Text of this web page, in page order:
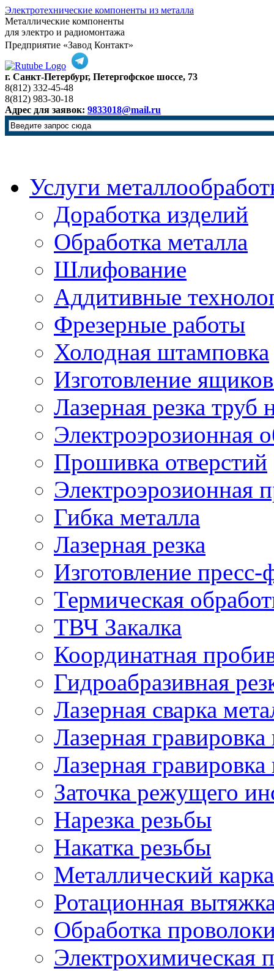
Электротехнические компоненты из металла
Металлические компоненты
для электро и радиомонтажа
Предприятие «Завод Контакт»
г. Санкт-Петербург, Петергофское шоссе, 73
8(812) 332-45-48
8(812) 983-30-18
Адрес для заявок: 9833018@mail.ru
Услуги
Доработка изделий
Обработка металла
Шлифование
Аддитивные
Фрезерные работы
Холодная штамповка
Изготовление
Лазерная резка труб
Электроэрозионная
Прошивка отверстий
Электроэрозионная
Гибка металла
Лазерная резка
Изготовление
Термическая
ТВЧ Закалка
Координатная
Гидроабразивная
Лазерная сварка
Лазерная гравировка
Лазерная
Заточка режущего
Нарезка резьбы
Накатка резьбы
Металлический
Ротационная
Обработка
Электрохимическая